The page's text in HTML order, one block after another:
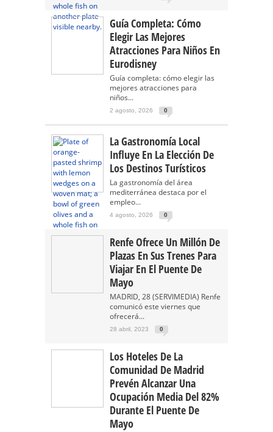
Guía Completa: Cómo
Elegir Las Mejores
Atracciones Para Niños En
Eurodisney
Guía completa: cómo elegir las
mejores atracciones para
niños...
2 agosto, 2026 0
La Gastronomía Local
Influye En La Elección De
Los Destinos Turísticos
La gastronomía del área
mediterránea destaca por el
empleo...
4 agosto, 2026 0
Renfe Ofrece Un Millón De
Plazas En Sus Trenes Para
Viajar En El Puente De
Mayo
MADRID, 28 (SERVIMEDIA) Renfe
comunicó este viernes que
ofrecerá...
28 abril, 2023 0
Los Hoteles De La
Comunidad De Madrid
Prevén Alcanzar Una
Ocupación Media Del 82%
Durante El Puente De
Mayo